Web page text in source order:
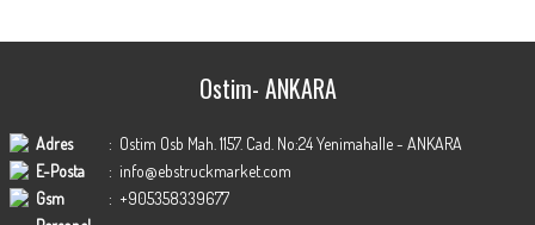
Ostim- ANKARA
Adres : Ostim Osb Mah. 1157. Cad. No:24 Yenimahalle - ANKARA
E-Posta
: info@ebstruckmarket.com
Gsm
: +905358339677